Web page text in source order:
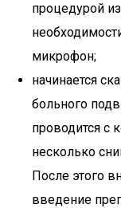
процедурой
микрофон;
начинается
больного
проводится с
несколько
После этого
введение